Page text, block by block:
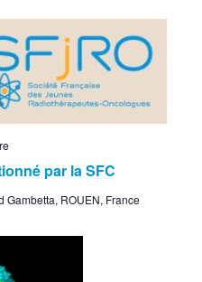
par la SFC
Gambetta, ROUEN, France